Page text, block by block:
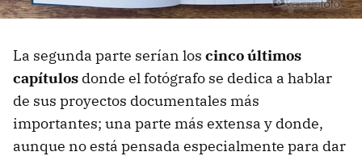
La segunda parte serían los cinco últimos
capítulos donde el fotógrafo se dedica a hablar
de sus proyectos documentales más
importantes; una parte más extensa y donde,
aunque no está pensada especialmente para dar